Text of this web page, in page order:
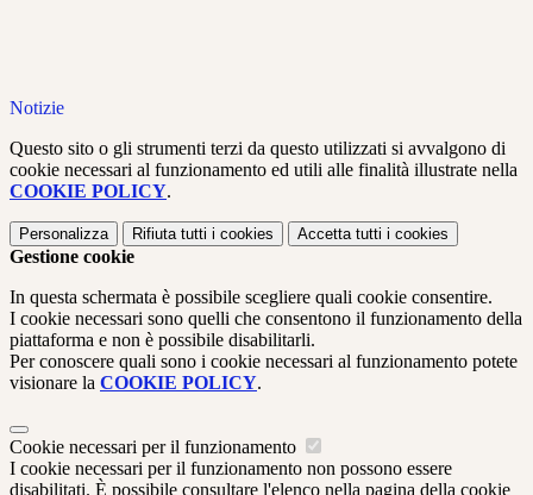
Notizie
Questo sito o gli strumenti terzi da questo utilizzati si avvalgono di
cookie necessari al funzionamento ed utili alle finalità illustrate nella
COOKIE POLICY.
Personalizza Rifiuta tutti i cookies Accetta tutti i cookies
Gestione cookie
In questa schermata è possibile scegliere quali cookie consentire.
I cookie necessari sono quelli che consentono il funzionamento della
piattaforma e non è possibile disabilitarli.
Per conoscere quali sono i cookie necessari al funzionamento potete
visionare la COOKIE POLICY.
Cookie necessari per il funzionamento
I cookie necessari per il funzionamento non possono essere
disabilitati. È possibile consultare l'elenco nella pagina della cookie